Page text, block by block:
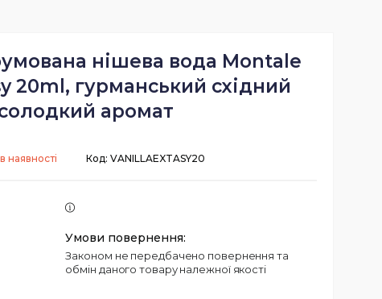
нішева вода Montale
20ml, гурманський східний
аромат
наявності Код: VANILLAEXTASY20
Законом не передбачено повернення та
обмін даного товару належної якості